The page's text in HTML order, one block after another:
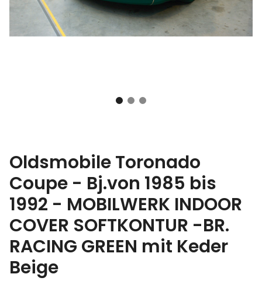
Oldsmobile Toronado
Coupe - Bj.von 1985 bis
1992 - MOBILWERK INDOOR
COVER SOFTKONTUR -BR.
RACING GREEN mit Keder
Beige